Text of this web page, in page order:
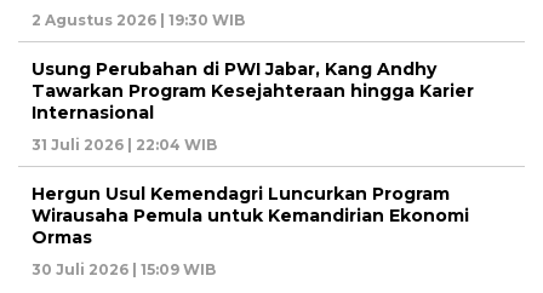
2 Agustus 2026 | 19:30 WIB
Usung Perubahan di PWI Jabar, Kang Andhy
Tawarkan Program Kesejahteraan hingga Karier
Internasional
31 Juli 2026 | 22:04 WIB
Hergun Usul Kemendagri Luncurkan Program
Wirausaha Pemula untuk Kemandirian Ekonomi
Ormas
30 Juli 2026 | 15:09 WIB